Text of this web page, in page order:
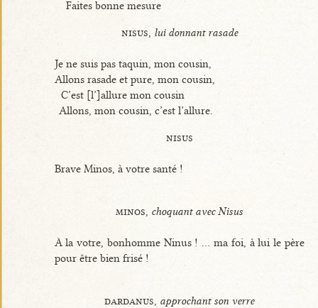
Faites bonne mesure
nisus, lui donnant rasade
Je ne suis pas taquin, mon cousin,
Allons rasade et pure, mon cousin,
C’est [l’]allure mon cousin
Allons, mon cousin, c’est l’allure.
nisus
Brave Minos, à votre santé !
minos, choquant avec Nisus
À la votre, bonhomme Ninus ! ... ma foi, à lui le père
pour être bien frisé !
dardanus, approchant son verre